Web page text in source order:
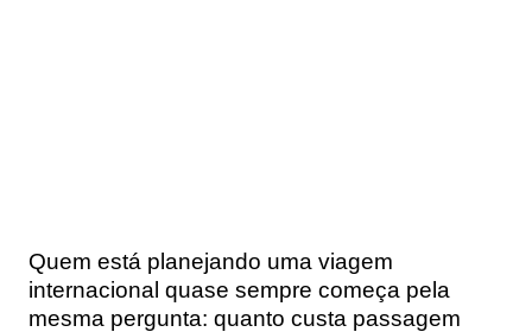
Quem está planejando uma viagem
internacional quase sempre começa pela
mesma pergunta: quanto custa passagem